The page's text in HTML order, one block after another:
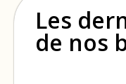
Les
de nos